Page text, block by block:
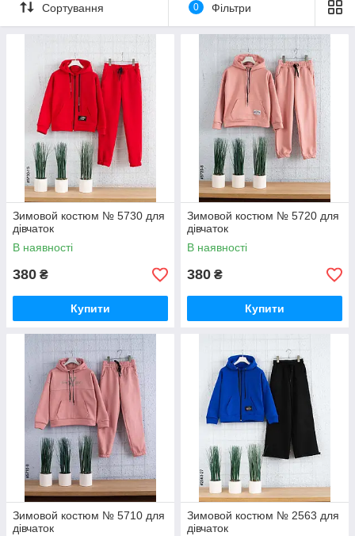
Сортування 0 Фільтри
Зимовой костюм № 5730 для
дівчаток
В наявності
380 ₴
Купити
Зимовой костюм № 5720 для
дівчаток
В наявності
380 ₴
Купити
Зимовой костюм № 5710 для
дівчаток
Зимовой костюм № 2563 для
дівчаток